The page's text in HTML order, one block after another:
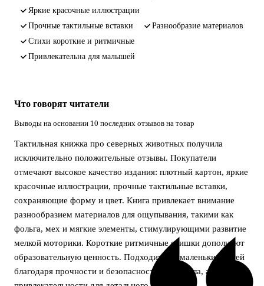
яркие красочные иллюстрации
прочные тактильные вставки
разнообразие материалов
стихи короткие и ритмичные
привлекательна для малышей
Что говорят читатели
Выводы на основании 10 последних отзывов на товар
Тактильная книжка про северных животных получила
исключительно положительные отзывы. Покупатели
отмечают высокое качество издания: плотный картон, яркие
красочные иллюстрации, прочные тактильные вставки,
сохраняющие форму и цвет. Книга привлекает внимание
разнообразием материалов для ощупывания, такими как
фольга, мех и мягкие элементы, стимулирующими развитие
мелкой моторики. Короткие ритмичные стишки дополняют
образовательную ценность. Подходит для маленьких детей
благодаря прочности и безопасности материала, а также